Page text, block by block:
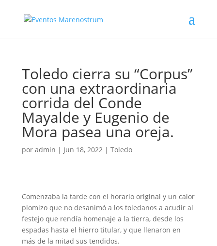
Toledo cierra su “Corpus”
con una extraordinaria
corrida del Conde
Mayalde y Eugenio de
Mora pasea una oreja.
por admin | Jun 18, 2022| Toledo
Comenzaba la tarde con el horario original y un calor
plomizo que no desanimó a los toledanos a acudir al
festejo que rendía homenaje a la tierra, desde los
espadas hasta el hierro titular, y que llenaron en
más de la mitad sus tendidos.